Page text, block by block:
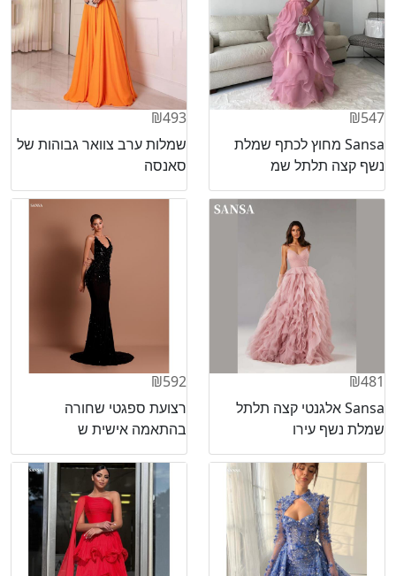
₪547
Sansa מחוץ לכתף שמלת
נשף קצה תלתל שמ
₪493
שמלות ערב צוואר גבוהות של
סאנסה
₪481
Sansa אלגנטי קצה תלתל
שמלת נשף עירו
₪592
רצועת ספגטי שחורה
בהתאמה אישית ש